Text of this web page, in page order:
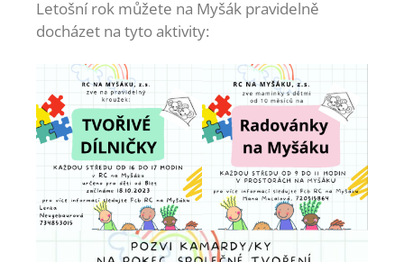
Letošní rok můžete na Myšák pravidelně
docházet na tyto aktivity: